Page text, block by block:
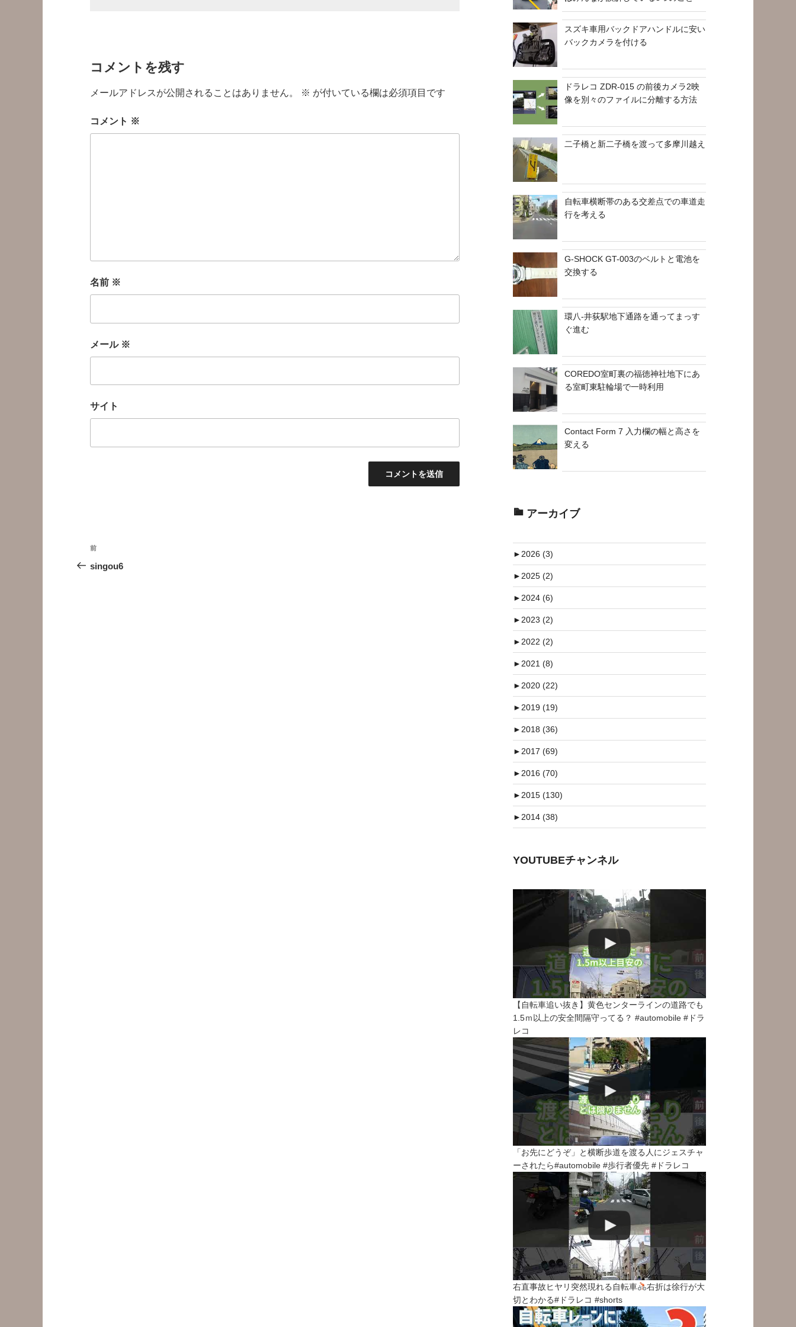
コメントを残す
メールアドレスが公開されることはありません。 ※ が付いている欄は必須項目です
コメント ※
名前 ※
メール ※
サイト
投
稿
前
の
前
singou6
スズキ車用バックドアハンドルに安い
バックカメラを付ける
ドラレコ ZDR-015 の前後カメラ2映
像を別々のファイルに分離する方法
二子橋と新二子橋を渡って多摩川越え
自転車横断帯のある交差点での車道走
行を考える
G-SHOCK GT-003のベルトと電池を
交換する
環八-井荻駅地下通路を通ってまっす
ぐ進む
COREDO室町裏の福徳神社地下にあ
る室町東駐輪場で一時利用
Contact Form 7 入力欄の幅と高さを
変える
アーカイブ
►2026 (3)
►2025 (2)
►2024 (6)
►2023 (2)
►2022 (2)
►2021 (8)
►2020 (22)
►2019 (19)
►2018 (36)
►2017 (69)
►2016 (70)
►2015 (130)
►2014 (38)
YOUTUBEチャンネル
【自転車追い抜き】黄色センターラインの道路でも
1.5ｍ以上の安全間隔守ってる？ #automobile #ドラ
レコ
「お先にどうぞ」と横断歩道を渡る人にジェスチャ
ーされたら#automobile #歩行者優先 #ドラレコ
右直事故ヒヤリ突然現れる自転車
右折は徐行が大
切とわかる#ドラレコ #shorts